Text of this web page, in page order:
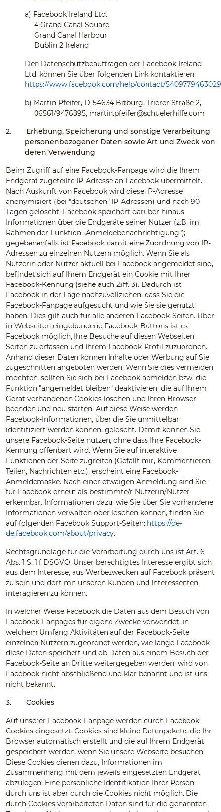
a) Facebook Ireland Ltd.
4 Grand Canal Square
Grand Canal Harbour
Dublin 2 Ireland
Den Datenschutzbeauftragen der Facebook Ireland
Ltd. können Sie über folgenden Link kontaktieren:
https://www.facebook.com/help/contact/
b) Martin Pfeifer, D-54634 Bitburg, Trierer Straße 2,
06561/9476895, martin.pfeifer@schuelerhilfe.com
2.
Erhebung, Speicherung und sonstige Verarbeitung
personenbezogener Daten sowie Art und Zweck von
deren Verwendung
Beim Zugriff auf eine Facebook-Fanpage wird die Ihrem
Endgerät zugeteilte IP-Adresse an Facebook übermittelt.
Nach Auskunft von Facebook wird diese IP-Adresse
anonymisiert (bei "deutschen" IP-Adressen) und nach 90
Tagen gelöscht. Facebook speichert darüber hinaus
Informationen über die Endgeräte seiner Nutzer (z.B. im
Rahmen der Funktion „Anmeldebenachrichtigung“);
gegebenenfalls ist Facebook damit eine Zuordnung von IP-
Adressen zu einzelnen Nutzern möglich. Wenn Sie als
Nutzerin oder Nutzer aktuell bei Facebook angemeldet sind,
befindet sich auf Ihrem Endgerät ein Cookie mit Ihrer
Facebook-Kennung (siehe auch Ziff. 3). Dadurch ist
Facebook in der Lage nachzuvollziehen, dass Sie die
Facebook-Fanpage aufgesucht und wie Sie sie genutzt
haben. Dies gilt auch für alle anderen Facebook-Seiten. Über
in Webseiten eingebundene Facebook-Buttons ist es
Facebook möglich, Ihre Besuche auf diesen Webseiten
Seiten zu erfassen und Ihrem Facebook-Profil zuzuordnen.
Anhand dieser Daten können Inhalte oder Werbung auf Sie
zugeschnitten angeboten werden. Wenn Sie dies vermeiden
möchten, sollten Sie sich bei Facebook abmelden bzw. die
Funktion "angemeldet bleiben" deaktivieren, die auf Ihrem
Gerät vorhandenen Cookies löschen und Ihren Browser
beenden und neu starten. Auf diese Weise werden
Facebook-Informationen, über die Sie unmittelbar
identifiziert werden können, gelöscht. Damit können Sie
unsere Facebook-Seite nutzen, ohne dass Ihre Facebook-
Kennung offenbart wird. Wenn Sie auf interaktive
Funktionen der Seite zugreifen (Gefällt mir, Kommentieren,
Teilen, Nachrichten etc.), erscheint eine Facebook-
Anmeldemaske. Nach einer etwaigen Anmeldung sind Sie
für Facebook erneut als bestimmte/r Nutzerin/Nutzer
erkennbar. Informationen dazu, wie Sie über Sie vorhandene
Informationen verwalten oder löschen können, finden Sie
auf folgenden Facebook Support-Seiten: https://de-
de.facebook.com/about/privacy.
Rechtsgrundlage für die Verarbeitung durch uns ist Art. 6
Abs. 1 S. 1 f DSGVO. Unser berechtigtes Interesse ergibt sich
aus dem Interesse, aus Werbezwecken auf Facebook präsent
zu sein und dort mit unseren Kunden und Interessenten
interagieren zu können.
In welcher Weise Facebook die Daten aus dem Besuch von
Facebook-Fanpages für eigene Zwecke verwendet, in
welchem Umfang Aktivitäten auf der Facebook-Seite
einzelnen Nutzern zugeordnet werden, wie lange Facebook
diese Daten speichert und ob Daten aus einem Besuch der
Facebook-Seite an Dritte weitergegeben werden, wird von
Facebook nicht abschließend und klar benannt und ist uns
nicht bekannt.
3. Cookies
Auf unserer Facebook-Fanpage werden durch Facebook
Cookies eingesetzt. Cookies sind kleine Datenpakete, die Ihr
Browser automatisch erstellt und die auf Ihrem Endgerät
gespeichert werden, wenn Sie unsere Webseite besuchen.
Diese Cookies dienen dazu, Informationen im
Zusammenhang mit dem jeweils eingesetzten Endgerät
abzulegen. Eine persönliche Identifikation Ihrer Person
durch uns ist aber durch die Cookies nicht möglich. Die
durch Cookies verarbeiteten Daten sind für die genannten